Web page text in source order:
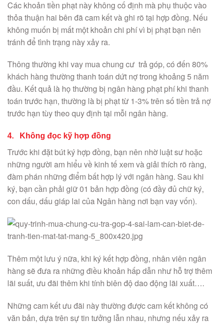
Các khoản tiền phạt này không cố định mà phụ thuộc vào
thỏa thuận hai bên đã cam kết và ghi rõ tại hợp đồng. Nếu
không muốn bị mất một khoản chi phí vì bị phạt bạn nên
tránh để tình trạng này xảy ra.
Thông thường khi vay mua chung cư trả góp, có đến 80%
khách hàng thường thanh toán dứt nợ trong khoảng 5 năm
đầu. Kết quả là họ thường bị ngân hàng phạt phí khi thanh
toán trước hạn, thường là bị phạt từ 1-3% trên số tiền trả nợ
trước hạn tùy theo quy định tại mỗi ngân hàng.
4. Không đọc kỹ hợp đồng
Trước khi đặt bút ký hợp đồng, bạn nên nhờ luật sư hoặc
những người am hiểu về kinh tế xem và giải thích rõ ràng,
đàm phán những điểm bất hợp lý với ngân hàng. Sau khi
ký, bạn cần phải giữ 01 bản hợp đồng (có đầy đủ chữ ký,
con dấu, dấu giáp lai của Ngân hàng nơi bạn vay vốn).
Thêm một lưu ý nữa, khi ký kết hợp đồng, nhân viên ngân
hàng sẽ đưa ra những điều khoản hấp dẫn như hỗ trợ thêm
lãi suất, ưu đãi thêm khi tính biên độ dao động lãi xuất….
Những cam kết ưu đãi này thường được cam kết không có
văn bản, dựa trên sự tin tưởng lẫn nhau, nhưng nếu xảy ra